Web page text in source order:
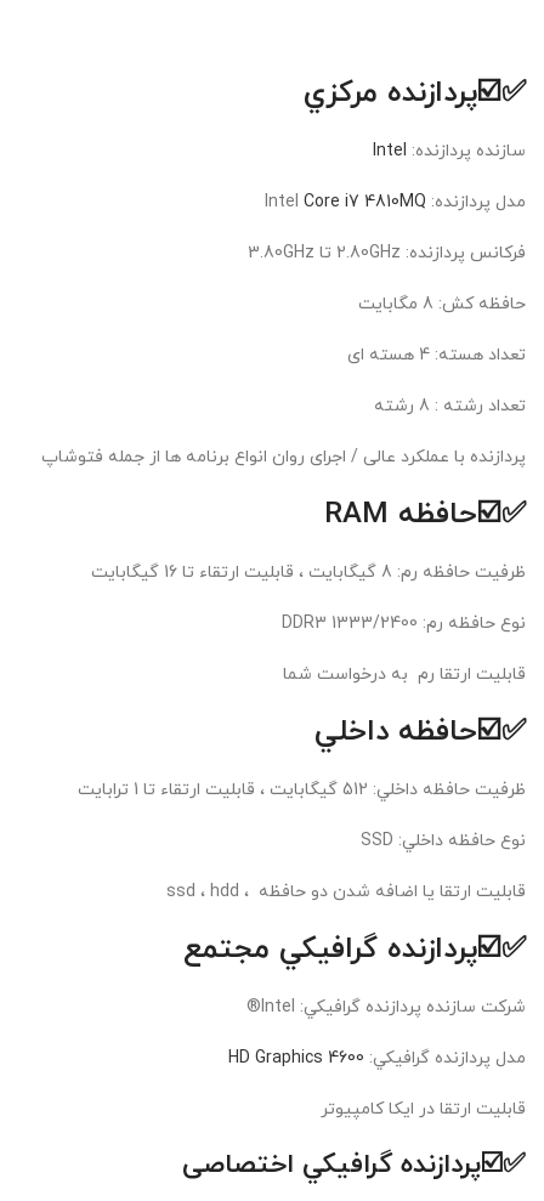
✅☑️پردازنده مرکزي
سازنده پردازنده: Intel
مدل پردازنده: Intel Core i7 4810MQ
فرکانس پردازنده: 2.80GHz تا 3.80GHz
حافظه کش: 8 مگابايت
تعداد هسته: 4 هسته ای
تعداد رشته : 8 رشته
پردازنده با عملکرد عالی / اجرای روان انواع برنامه ها از جمله فتوشاپ
✅☑️حافظه RAM
ظرفيت حافظه رم: 8 گیگابایت ، قابلیت ارتقاء تا 16 گیگابایت
نوع حافظه رم: DDR3 1333/2400
قابلیت ارتقا رم به درخواست شما
✅☑️حافظه داخلي
ظرفيت حافظه داخلي: 512 گیگابایت ، قابلیت ارتقاء تا 1 ترابایت
نوع حافظه داخلي: SSD
قابلیت ارتقا یا اضافه شدن دو حافظه ، ssd ، hdd
✅☑️پردازنده گرافيکي مجتمع
شرکت سازنده پردازنده گرافيکي: Intel®
مدل پردازنده گرافيکي: HD Graphics 4600
قابلیت ارتقا در ایکا کامپیوتر
✅☑️پردازنده گرافيکي اختصاصی